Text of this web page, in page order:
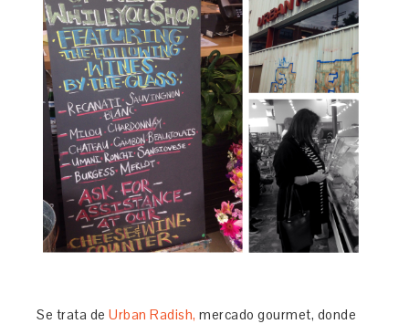
Se trata deUrban Radish, mercado gourmet, donde